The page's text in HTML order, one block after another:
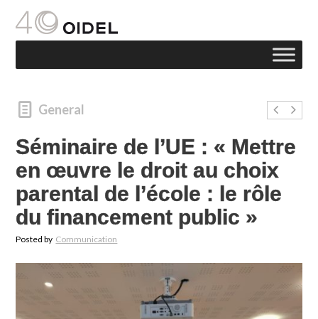
General
Séminaire de l’UE : « Mettre
en œuvre le droit au choix
parental de l’école : le rôle
du financement public »
Posted by Communication